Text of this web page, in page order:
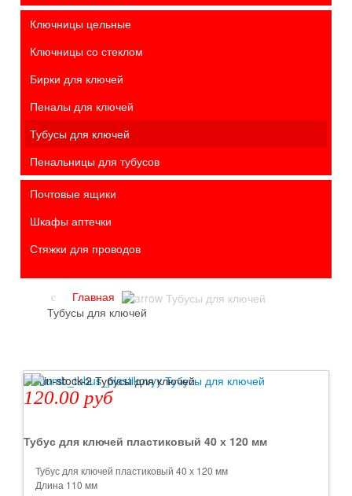
Ключницы цельные
Ключницы со стеклом
Бирки для ключей
Пеналы для ключей
Тубусы для ключей
Пенальницы для тубусов
Почтовые ящики
Шкафы аптечки
Стяжки для проводов
Главная
Тубусы для ключей
120.00 руб
Тубус для ключей пластиковый 40 х 120 мм
Тубус для ключей пластиковый 40 х 120 мм
Длина 110 мм